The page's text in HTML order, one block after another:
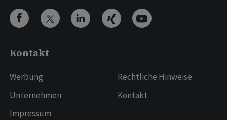
Kontakt
Werbung
Unternehmen
Impressum
Rechtliche Hinweise
Kontakt